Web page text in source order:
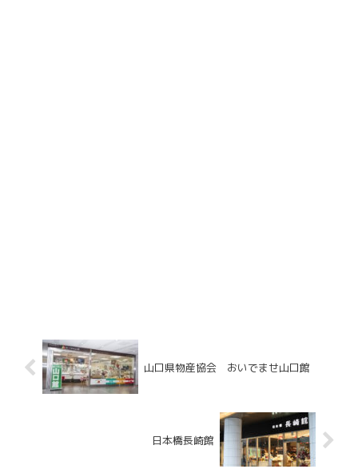
山口県物産協会 おいでませ山口館
日本橋長崎館